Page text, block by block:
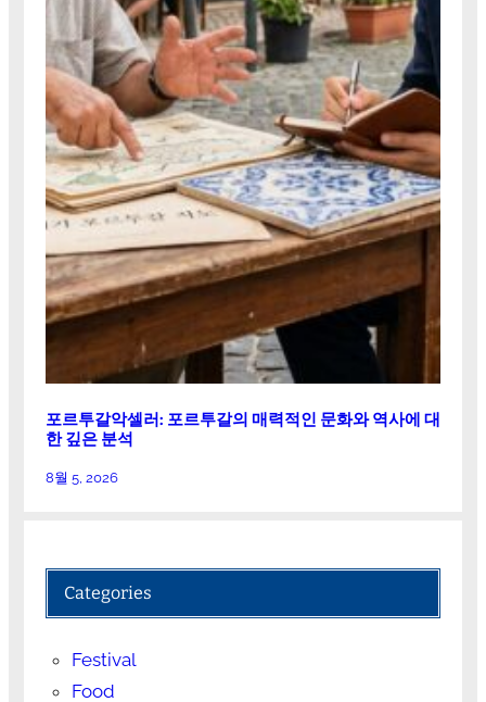
포르투갈악셀러: 포르투갈의 매력적인 문화와 역사에 대
한 깊은 분석
8월 5, 2026
Categories
Festival
Food